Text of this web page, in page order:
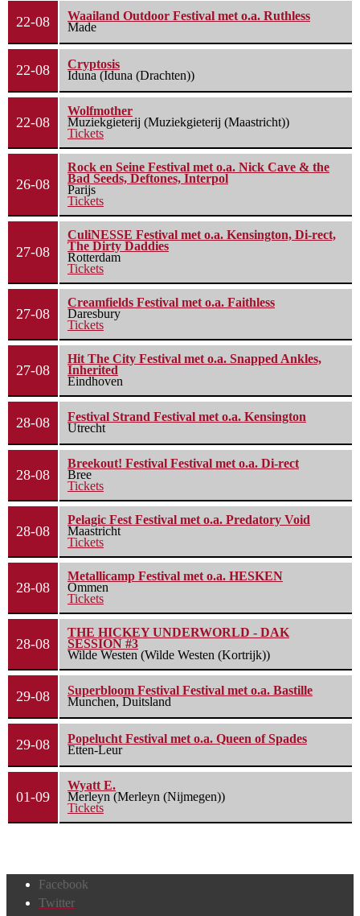
22-08
Waailand Outdoor Festival met o.a. Ruthless
Made
22-08
Cryptosis
Iduna (Iduna (Drachten))
22-08
Wolfmother
Muziekgieterij (Muziekgieterij (Maastricht))
Tickets
26-08
Rock en Seine Festival met o.a. Nick Cave & the
Bad Seeds, Deftones, Interpol
Parijs
Tickets
27-08
CuliNESSE Festival met o.a. Kensington, Di-rect,
The Dirty Daddies
Rotterdam
Tickets
27-08
Creamfields Festival met o.a. Faithless
Daresbury
Tickets
27-08
Hit The City Festival met o.a. Snapped Ankles,
Inherited
Eindhoven
28-08
Festival Strand Festival met o.a. Kensington
Utrecht
28-08
Breekout! Festival Festival met o.a. Di-rect
Bree
Tickets
28-08
Pelagic Fest Festival met o.a. Predatory Void
Maastricht
Tickets
28-08
Metallicamp Festival met o.a. HESKEN
Ommen
Tickets
28-08
THE HICKEY UNDERWORLD - DAK
SESSION #3
Wilde Westen (Wilde Westen (Kortrijk))
29-08
Superbloom Festival Festival met o.a. Bastille
Munchen, Duitsland
29-08
Popelucht Festival met o.a. Queen of Spades
Etten-Leur
01-09
Wyatt E.
Merleyn (Merleyn (Nijmegen))
Tickets
Facebook
Twitter